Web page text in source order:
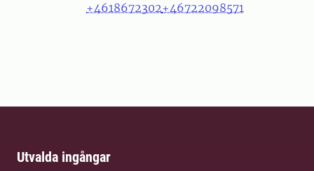
+4618672302+46722098571
Utvalda ingångar